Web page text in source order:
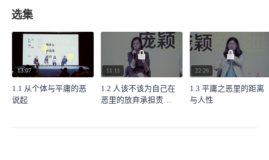
选集
13:07
1.1 从个体与平庸的恶
说起
11:11
1.2 人该不该为自己在
恶里的放弃承担责
22:26
1.3 平庸之恶里的距离
与人性